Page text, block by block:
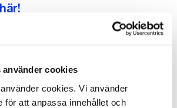
använder cookies
cookies. Vi använder
för att anpassa innehållet och
/ 2 GÅNGER I VECKAN
FÖR VIKTKONTROLL